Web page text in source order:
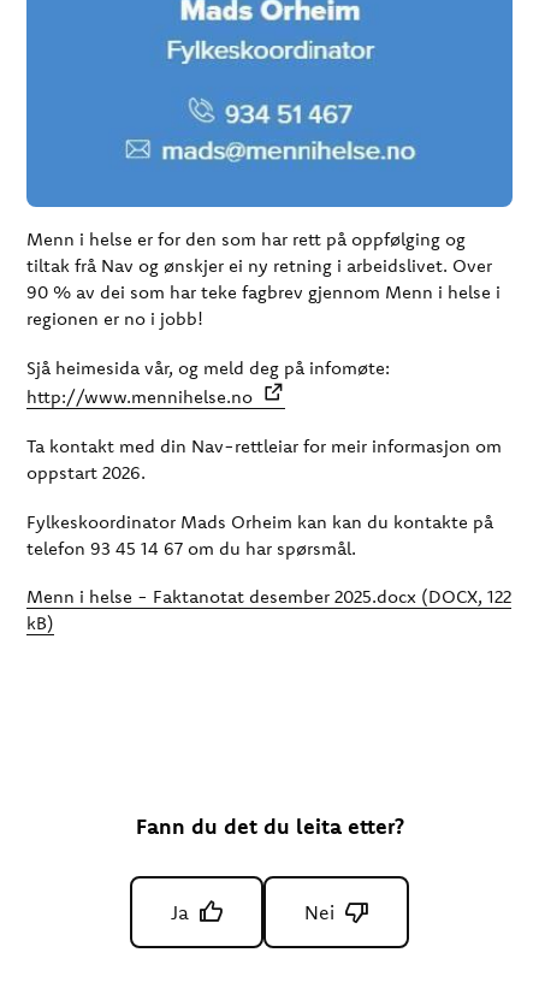
Menn i helse er for den som har rett på oppfølging og
tiltak frå Nav og ønskjer ei ny retning i arbeidslivet. Over
90 % av dei som har teke fagbrev gjennom Menn i helse i
regionen er no i jobb!
Sjå heimesida vår, og meld deg på infomøte:
http://www.mennihelse.no
Ta kontakt med din Nav-rettleiar for meir informasjon om
oppstart 2026.
Fylkeskoordinator Mads Orheim kan kan du kontakte på
telefon 93 45 14 67 om du har spørsmål.
Menn i helse - Faktanotat desember 2025.docx (DOCX, 122
kB)
Fann du det du leita etter?
Ja Nei